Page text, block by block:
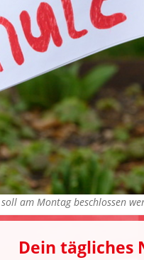
soll am Montag beschlossen
Dein tägliches